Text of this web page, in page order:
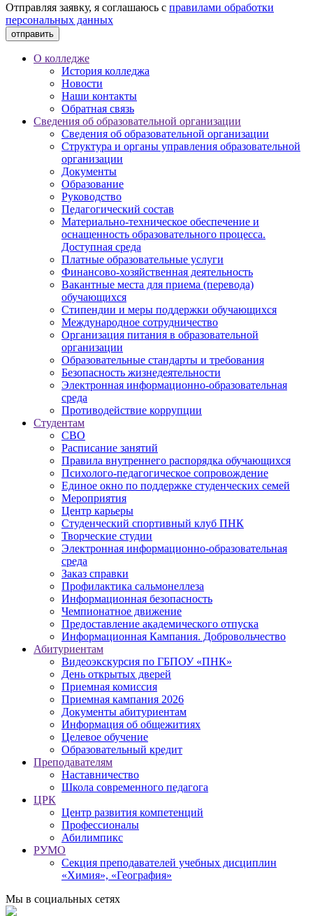
Отправляя заявку, я соглашаюсь с правилами обработки
персональных данных
отправить
О колледже
История колледжа
Новости
Наши контакты
Обратная связь
Сведения об образовательной организации
Сведения об образовательной организации
Структура и органы управления образовательной
организации
Документы
Образование
Руководство
Педагогический состав
Материально-техническое обеспечение и
оснащенность образовательного процесса.
Доступная среда
Платные образовательные услуги
Финансово-хозяйственная деятельность
Вакантные места для приема (перевода)
обучающихся
Стипендии и меры поддержки обучающихся
Международное сотрудничество
Организация питания в образовательной
организации
Образовательные стандарты и требования
Безопасность жизнедеятельности
Электронная информационно-образовательная
среда
Противодействие коррупции
Студентам
СВО
Расписание занятий
Правила внутреннего распорядка обучающихся
Психолого-педагогическое сопровождение
Единое окно по поддержке студенческих семей
Мероприятия
Центр карьеры
Студенческий спортивный клуб ПНК
Творческие студии
Электронная информационно-образовательная
среда
Заказ справки
Профилактика сальмонеллеза
Информационная безопасность
Чемпионатное движение
Предоставление академического отпуска
Информационная Кампания. Добровольчество
Абитуриентам
Видеоэкскурсия по ГБПОУ «ПНК»
День открытых дверей
Приемная комиссия
Приемная кампания 2026
Дoкументы абитуриентам
Информация об общежитиях
Целевое обучение
Образовательный кредит
Преподавателям
Наставничество
Школа современного педагога
ЦРК
Центр развития компетенций
Профессионалы
Абилимпикс
РУМО
Секция преподавателей учебных дисциплин
«Химия», «География»
Мы в социальных сетях